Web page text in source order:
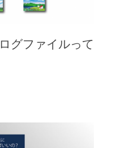
グファイルって